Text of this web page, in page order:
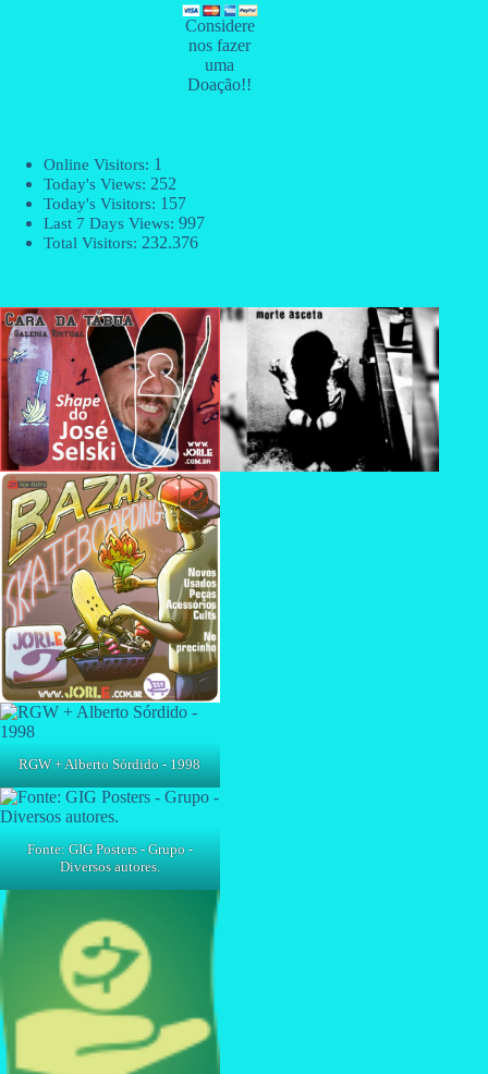
Considere
nos fazer
uma
Doação!!
Online Visitors: 1
Today's Views: 252
Today's Visitors: 157
Last 7 Days Views: 997
Total Visitors: 232.376
RGW + Alberto Sórdido - 1998
Fonte: GIG Posters - Grupo -
Diversos autores.